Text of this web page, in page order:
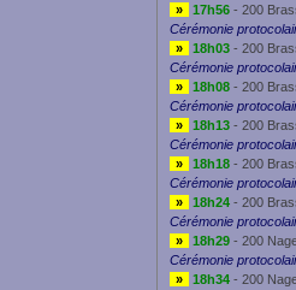
»
17h56 - 200
Cérémonie
»
18h03 - 200
Cérémonie
»
18h08 - 200
Cérémonie
»
18h13 - 200
Cérémonie
»
18h18 - 200
Cérémonie
»
18h24 - 200
Cérémonie
»
18h29 - 200
Cérémonie
»
18h34 - 200